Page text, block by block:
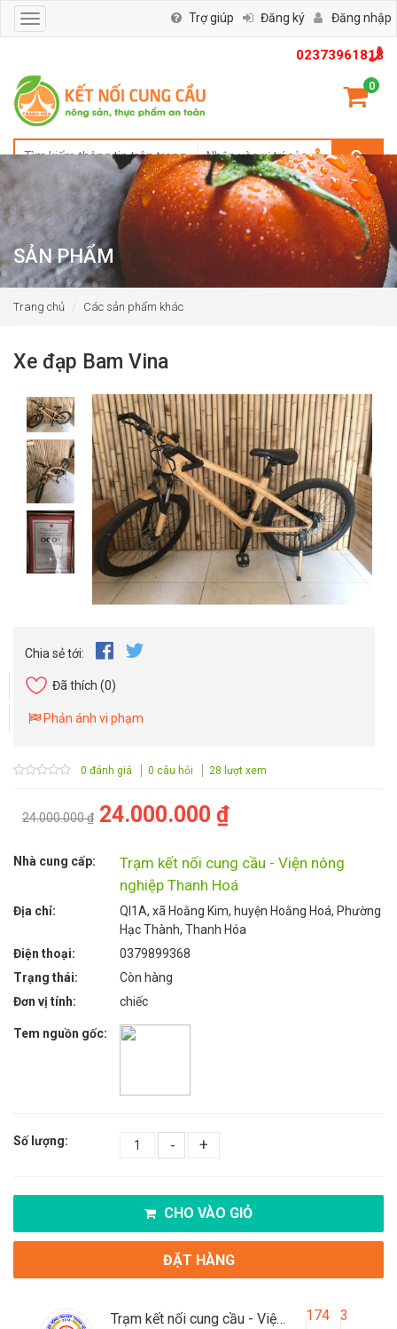
02373961818
0
Toggle
navigation
Trợ giúp Đăng ký Đăng nhập
SẢN PHẨM
Trang chủ Các sản phẩm khác
Xe đạp Bam Vina
Chia sẻ tới:
Đã thích (0)
Phản ánh vi phạm
0 đánh giá 0 câu hỏi 28 lượt xem
24.000.000 ₫ 24.000.000 ₫
Nhà cung cấp:
Trạm kết nối cung cầu - Viện nông
nghiệp Thanh Hoá
Địa chỉ:
Ql1A, xã Hoằng Kim, huyện Hoằng Hoá, Phường
Hạc Thành, Thanh Hóa
Điện thoại:
0379899368
Trạng thái:
Còn hàng
Đơn vị tính:
chiếc
Tem nguồn gốc:
Số lượng: - +
CHO VÀO GIỎ
ĐẶT HÀNG
Trạm kết nối cung cầu - Viện nông nghiệp Thanh Hoá 174 3